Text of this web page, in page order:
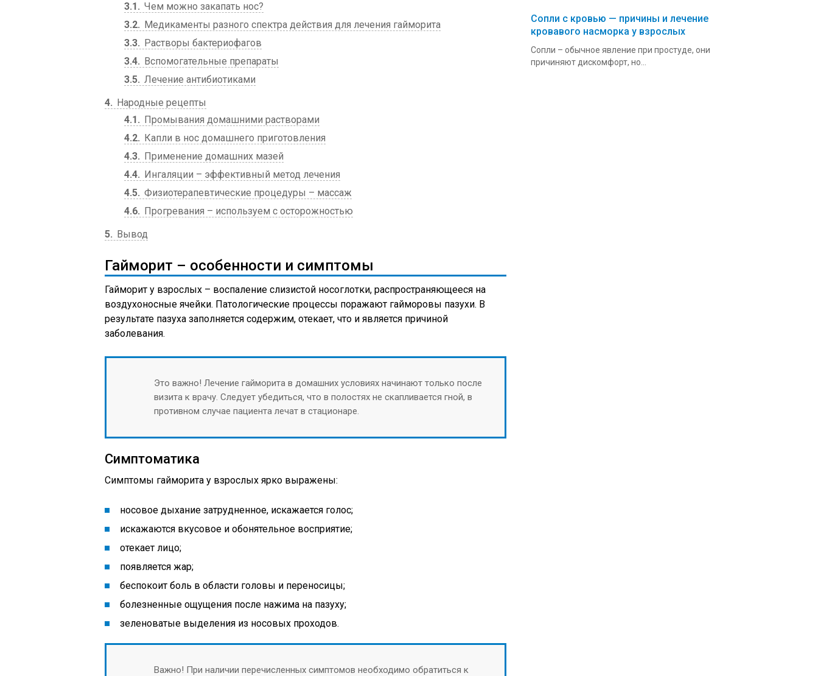
3.1
Чем можно закапать нос?
3.2
Медикаменты разного спектра действия для лечения гайморита
3.3
Растворы бактериофагов
3.4
Вспомогательные препараты
3.5 Лечение антибиотиками
4
Народные рецепты
4.1
Промывания домашними растворами
4.2
Капли в нос домашнего приготовления
4.3
Применение домашних мазей
4.4
Ингаляции – эффективный метод лечения
4.5 Физиотерапевтические процедуры – массаж
4.6
Прогревания – используем с осторожностью
5
Вывод
Гайморит – особенности и симптомы
Гайморит у взрослых – воспаление слизистой носоглотки, распространяющееся на
воздухоносные ячейки. Патологические процессы поражают гайморовы пазухи. В
результате пазуха заполняется содержим, отекает, что и является причиной
заболевания.
Это важно! Лечение гайморита в домашних условиях начинают только после
визита к врачу. Следует убедиться, что в полостях не скапливается гной, в
противном случае пациента лечат в стационаре.
Симптоматика
Симптомы гайморита у взрослых ярко выражены:
носовое дыхание затрудненное, искажается голос;
искажаются вкусовое и обонятельное восприятие;
отекает лицо;
появляется жар;
беспокоит боль в области головы и переносицы;
болезненные ощущения после нажима на пазуху;
зеленоватые выделения из носовых проходов.
Важно! При наличии перечисленных симптомов необходимо обратиться к
Сопли с кровью — причины и лечение
кровавого насморка у взрослых
Сопли – обычное явление при простуде, они
причиняют дискомфорт, но...